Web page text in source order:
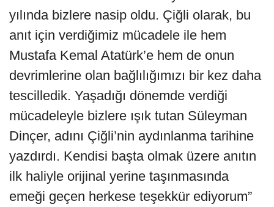
yılında bizlere nasip oldu. Çiğli olarak, bu
anıt için verdiğimiz mücadele ile hem
Mustafa Kemal Atatürk’e hem de onun
devrimlerine olan bağlılığımızı bir kez daha
tescilledik. Yaşadığı dönemde verdiği
mücadeleyle bizlere ışık tutan Süleyman
Dinçer, adını Çiğli’nin aydınlanma tarihine
yazdırdı. Kendisi başta olmak üzere anıtın
ilk haliyle orijinal yerine taşınmasında
emeği geçen herkese teşekkür ediyorum”